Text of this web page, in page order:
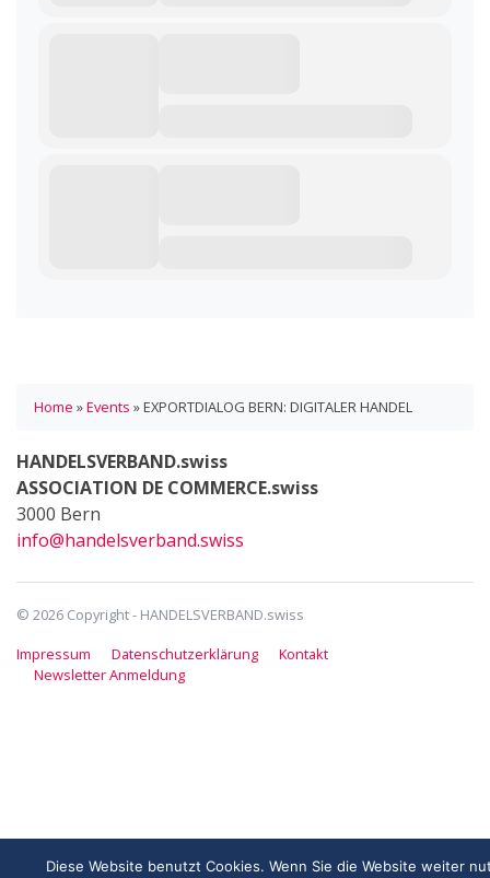
Diese Website benutzt Cookies. Wenn Sie die Website weiter
Home »Events »EXPORTDIALOG BERN: DIGITALER HANDEL
HANDELSVERBAND.swiss
ASSOCIATION DE COMMERCE.swiss
3000 Bern
info@handelsverband.swiss
© 2026 Copyright - HANDELSVERBAND.swiss
Impressum
Datenschutzerklärung
Kontakt
Newsletter Anmeldung